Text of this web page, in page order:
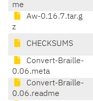
me
Aw-0.16.7.tar.g
z
CHECKSUMS
Convert-Braille-
0.06.meta
Convert-Braille-
0.06.readme